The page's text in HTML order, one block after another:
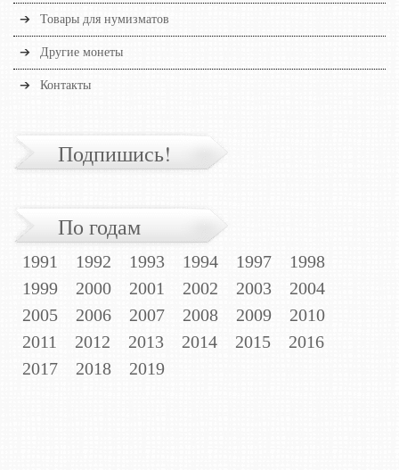
Товары для нумизматов
Другие монеты
Контакты
Подпишись!
По годам
1991 1992 1993 1994 1997
1998
1999
2000 2001 2002 2003
2004
2005
2006 2007 2008 2009
2010
2011
2012 2013 2014 2015
2016
2017
2018 2019